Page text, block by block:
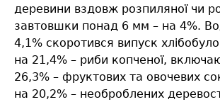
деревини вздовж розпиляної чи
завтовшки понад 6 мм – на 4%.
4,1% скоротився випуск
на 21,4% – риби копченої,
26,3% – фруктових та овочевих
на 20,2% – необроблених